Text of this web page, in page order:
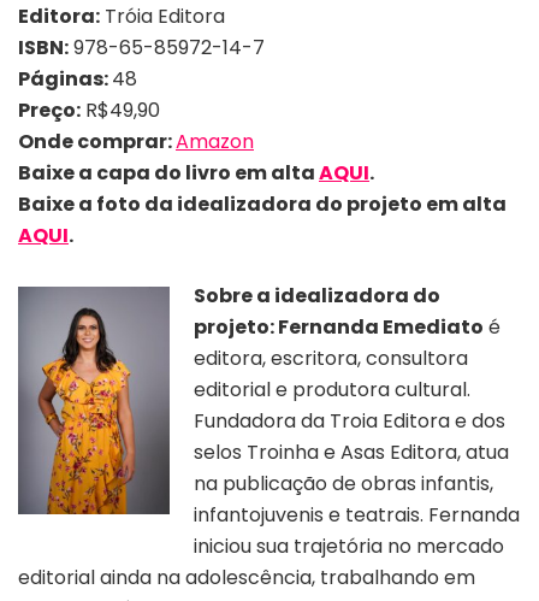
Editora: Tróia Editora
ISBN:‎978-65-85972-14-7
Páginas:48
Preço: R$49,90
Onde comprar:Amazon
Baixe a capa do livro em altaAQUI.
Baixe a foto da idealizadora do projeto em alta
AQUI.
Sobre a idealizadora do
projeto: Fernanda Emediato é
editora, escritora, consultora
editorial e produtora cultural.
Fundadora da Troia Editora e dos
selos Troinha e Asas Editora, atua
na publicação de obras infantis,
infantojuvenis e teatrais. Fernanda
iniciou sua trajetória no mercado
editorial ainda na adolescência, trabalhando em